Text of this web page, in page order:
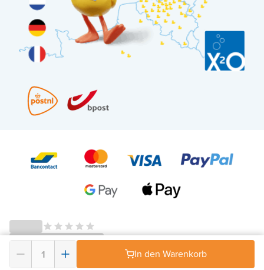
In den Warenkorb
© 2026 - X²O Badezimmer – USt-IdNr: BE0627.861.895-AGB Widerrufsrecht